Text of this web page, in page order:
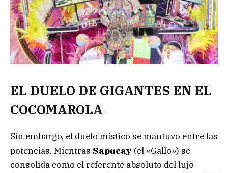
EL DUELO DE GIGANTES EN EL
COCOMAROLA
Sin embargo, el duelo místico se mantuvo entre las
potencias. Mientras Sapucay (el «Gallo») se
consolida como el referente absoluto del lujo